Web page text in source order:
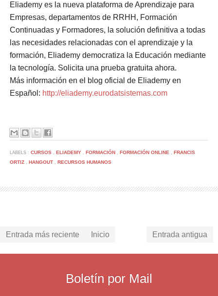
Eliademy es la nueva plataforma de Aprendizaje para
Empresas, departamentos de RRHH, Formación
Continuadas y Formadores, la solución definitiva a todas
las necesidades relacionadas con el aprendizaje y la
formación, Eliademy democratiza la Educación mediante
la tecnología. Solicita una prueba gratuita ahora.
Más información en el blog oficial de Eliademy en
Español: http://eliademy.eurodatsistemas.com
LABELS : CURSOS , ELIADEMY , FORMACIÓN , FORMACIÓN ONLINE , FRANCIS
ORTIZ , HANGOUT , RECURSOS HUMANOS
Entrada más reciente Entrada antigua
Inicio
Boletín por Mail